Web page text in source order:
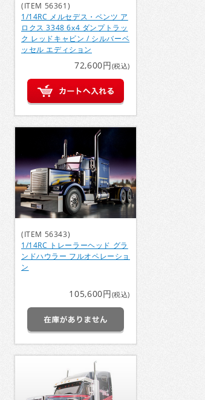
(ITEM 56361)
1/14RC メルセデス・ベンツ ア
ロクス 3348 6x4 ダンプトラッ
ク レッドキャビン / シルバーベ
ッセル エディション
72,600円(税込)
(ITEM 56343)
1/14RC トレーラーヘッド グラ
ンドハウラー フルオペレーショ
ン
105,600円(税込)